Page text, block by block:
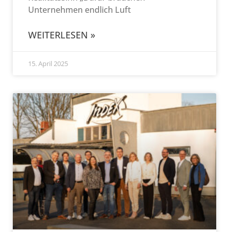
Unternehmen endlich Luft
WEITERLESEN »
15. April 2025